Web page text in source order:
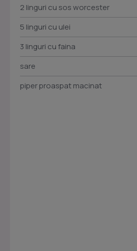
2 linguri cu sos worcester
5 linguri cu ulei
3 linguri cu faina
sare
piper proaspat macinat